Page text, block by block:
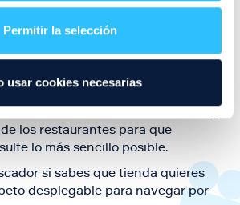
Permitir la selección
usar cookies necesarias
oferta de ocio y shopping durante
restaurantes de Puerto Venecia
los restaurantes para que
lo más sencillo posible.
si sabes que tienda quieres
desplegable para navegar por